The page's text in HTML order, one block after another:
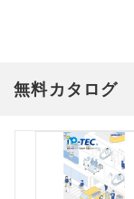
無料カタログ